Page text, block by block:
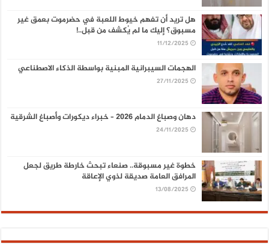
هل تريد أن تفهم خيوط اللعبة في حضرموت بعمق غير
مسبوق؟ إليك ما لم يُكشف من قبل..!
11/12/2025
الهجمات السيبرانية المبنية بواسطة الذكاء الاصطناعي
27/11/2025
دهان وصباغ الدمام 2026 – خبراء ديكورات وأصباغ الشرقية
24/11/2025
خطوة غير مسبوقة.. صنعاء تبحث خارطة طريق لجعل
المرافق العامة صديقة لذوي الإعاقة
13/08/2025